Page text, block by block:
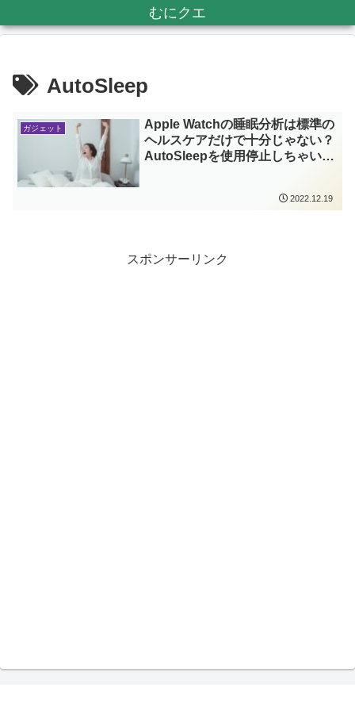
むにクエ
AutoSleep
ガジェット
Apple Watchの睡眠分析は標準の
ヘルスケアだけで十分じゃない？
AutoSleepを使用停止しちゃいま
2022.12.19
スポンサーリンク